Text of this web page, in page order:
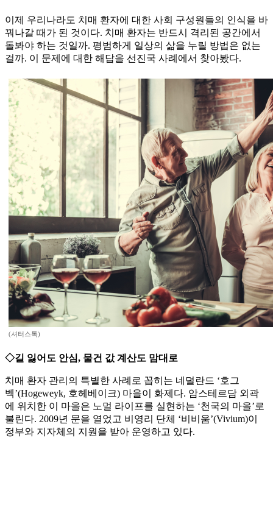
이제 우리나라도 치매 환자에 대한 사회 구성원들의 인식을 바
꿔나갈 때가 된 것이다. 치매 환자는 반드시 격리된 공간에서
돌봐야 하는 것일까. 평범하게 일상의 삶을 누릴 방법은 없는
걸까. 이 문제에 대한 해답을 선진국 사례에서 찾아봤다.
(셔터스톡)
◇길 잃어도 안심, 물건 값 계산도 맘대로
치매 환자 관리의 특별한 사례로 꼽히는 네덜란드 ‘호그
벡’(Hogeweyk, 호헤베이크) 마을이 화제다. 암스테르담 외곽
에 위치한 이 마을은 노멀 라이프를 실현하는 ‘천국의 마을’로
불린다. 2009년 문을 열었고 비영리 단체 ‘비비움’(Vivium)이
정부와 지자체의 지원을 받아 운영하고 있다.